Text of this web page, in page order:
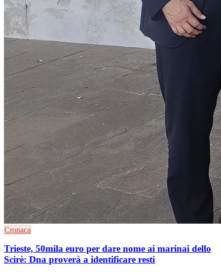
Cronaca
Trieste, 50mila euro per dare nome ai marinai dello
Scirè: Dna proverà a identificare resti